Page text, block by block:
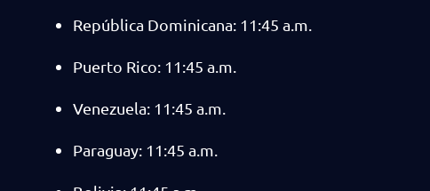
República Dominicana: 11:45 a.m.
Puerto Rico: 11:45 a.m.
Venezuela: 11:45 a.m.
Paraguay: 11:45 a.m.